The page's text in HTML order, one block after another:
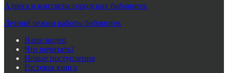
Адреса и контакты городских библиотек
Летний режим работы библиотек
Наше видео
Что почитать?
Новые поступления
Гостевая книга